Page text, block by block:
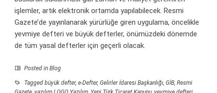
işlemler, artık elektronik ortamda yapılabilecek. Resmi
Gazete’de yayınlanarak yürürlüğe giren uygulama, öncelikle
yevmiye defteri ve büyük defterler, önümüzdeki dönemde
de tüm yasal defterler için geçerli olacak.
Posted in Blog
Tagged büyük defter, e-Defter, Gelirler İdaresi Başkanlığı GİB Resmi